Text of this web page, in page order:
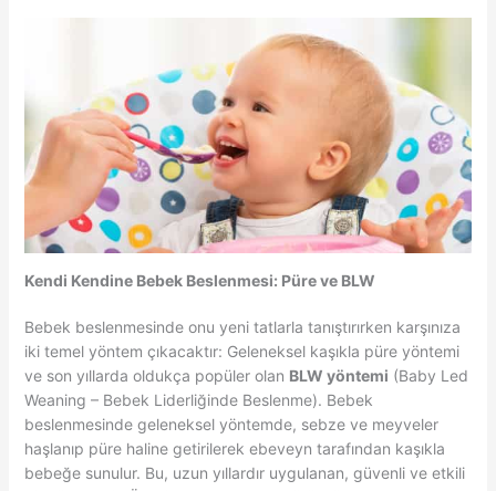
Kendi Kendine Bebek Beslenmesi: Püre ve BLW
Bebek beslenmesinde onu yeni tatlarla tanıştırırken karşınıza
iki temel yöntem çıkacaktır: Geleneksel kaşıkla püre yöntemi
ve son yıllarda oldukça popüler olan BLW yöntemi (Baby Led
Weaning – Bebek Liderliğinde Beslenme). Bebek
beslenmesinde geleneksel yöntemde, sebze ve meyveler
haşlanıp püre haline getirilerek ebeveyn tarafından kaşıkla
bebeğe sunulur. Bu, uzun yıllardır uygulanan, güvenli ve etkili